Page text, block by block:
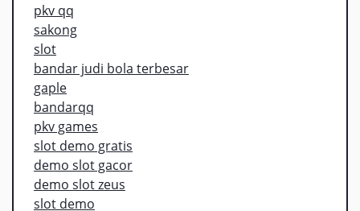
pkv qq
sakong
slot
bandar judi bola terbesar
gaple
bandarqq
pkv games
slot demo gratis
demo slot gacor
demo slot zeus
slot demo